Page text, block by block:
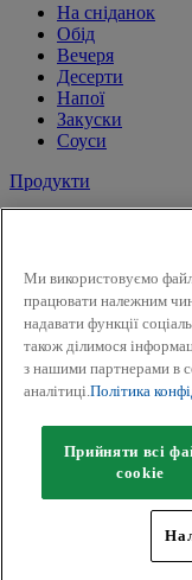
На сніданок
Обід
Вечеря
Десерти
Напої
Закуски
Соуси
Продукти
Суміші трав
До солодких
Смак Вогню
Приправи для
Гірчиця
право ©
Всі права захищені.
Політика
Положення та
Ми використовуємо
працювати належним
надавати функції
також ділимося
з нашими партнерами в
аналітиці. Політика
Прийняти всі
сookie